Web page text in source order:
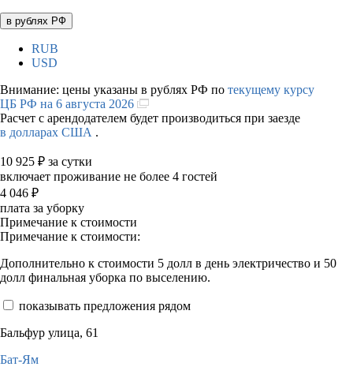
в рублях РФ
RUB
USD
Внимание: цены указаны в рублях РФ по текущему курсу
ЦБ РФ на 6 августа 2026
Расчет с арендодателем будет производиться при заезде
в долларах США .
10 925 ₽ за сутки
включает проживание не более 4 гостей
4 046 ₽
плата за уборку
Примечание к стоимости
Примечание к стоимости:
Дополнительно к стоимости 5 долл в день электричество и 50
долл финальная уборка по выселению.
показывать предложения рядом
Бальфур улица, 61
Бат-Ям